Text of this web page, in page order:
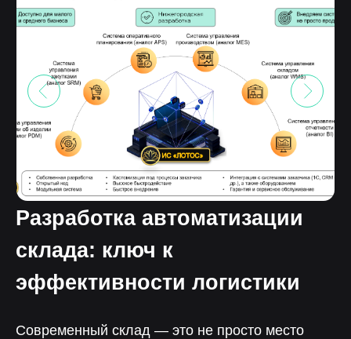
Разработка автоматизации
склада: ключ к
эффективности логистики
Современный склад — это не просто место